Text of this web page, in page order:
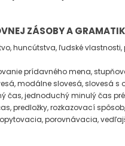
ZÁSOBY A
huncútstva, ľudské
prídavného mena,
modálne slovesá, slovesá
čas, jednoduchý minulý čas
predložky, rozkazovací
porovnávacia,